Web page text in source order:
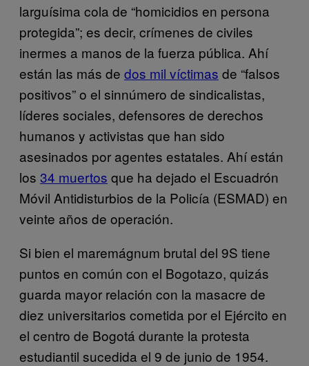
larguísima cola de “homicidios en persona
protegida”; es decir, crímenes de civiles
inermes a manos de la fuerza pública. Ahí
están las más de dos mil víctimas de “falsos
positivos” o el sinnúmero de sindicalistas,
líderes sociales, defensores de derechos
humanos y activistas que han sido
asesinados por agentes estatales. Ahí están
los 34 muertos que ha dejado el Escuadrón
Móvil Antidisturbios de la Policía (ESMAD) en
veinte años de operación.
Si bien el maremágnum brutal del 9S tiene
puntos en común con el Bogotazo, quizás
guarda mayor relación con la masacre de
diez universitarios cometida por el Ejército en
el centro de Bogotá durante la protesta
estudiantil sucedida el 9 de junio de 1954.